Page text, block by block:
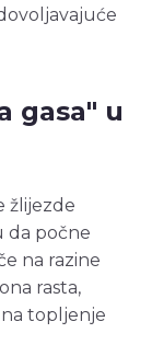
gasa" u
žlijezde
da počne
na razine
rasta,
topljenje